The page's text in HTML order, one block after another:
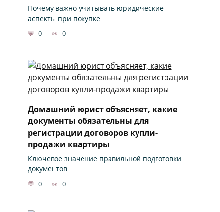
Почему важно учитывать юридические
аспекты при покупке
0 0
Домашний юрист объясняет, какие
документы обязательны для
регистрации договоров купли-
продажи квартиры
Ключевое значение правильной подготовки
документов
0 0